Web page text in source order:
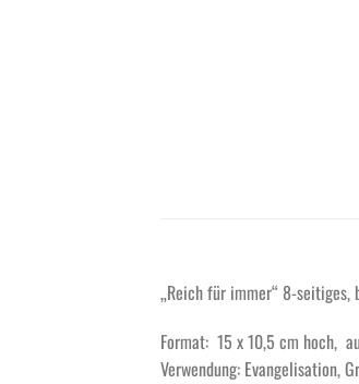
„Reich für immer“ 8-seitiges,
Format: 15 x 10,5 cm hoch,
Verwendung: Evangelisation,